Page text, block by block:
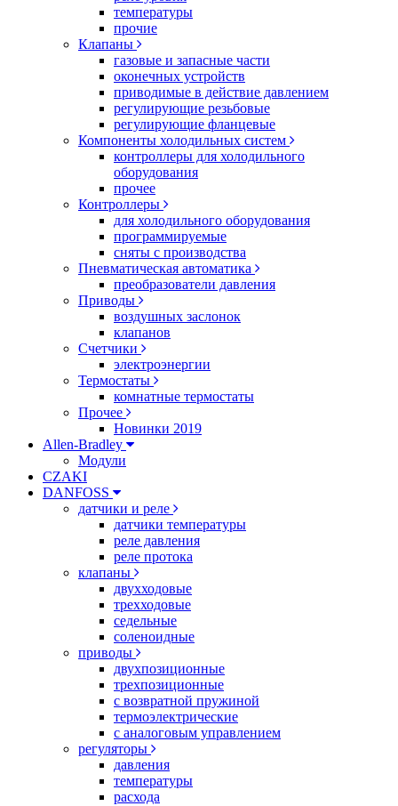
температуры
прочие
Клапаны
газовые и запасные части
оконечных устройств
приводимые в действие давлением
регулирующие резьбовые
регулирующие фланцевые
Компоненты холодильных систем
контроллеры для холодильного
оборудования
прочее
Контроллеры
для холодильного оборудования
программируемые
сняты с производства
Пневматическая автоматика
преобразователи давления
Приводы
воздушных заслонок
клапанов
Счетчики
электроэнергии
Термостаты
комнатные термостаты
Прочее
Новинки 2019
Allen-Bradley
Модули
CZAKI
DANFOSS
датчики и реле
датчики температуры
реле давления
реле протока
клапаны
двухходовые
трехходовые
седельные
соленоидные
приводы
двухпозиционные
трехпозиционные
с возвратной пружиной
термоэлектрические
с аналоговым управлением
регуляторы
давления
температуры
расхода